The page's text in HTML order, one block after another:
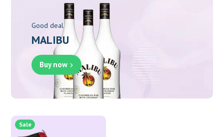
Good deal
MALIBU
Buy now
Sale